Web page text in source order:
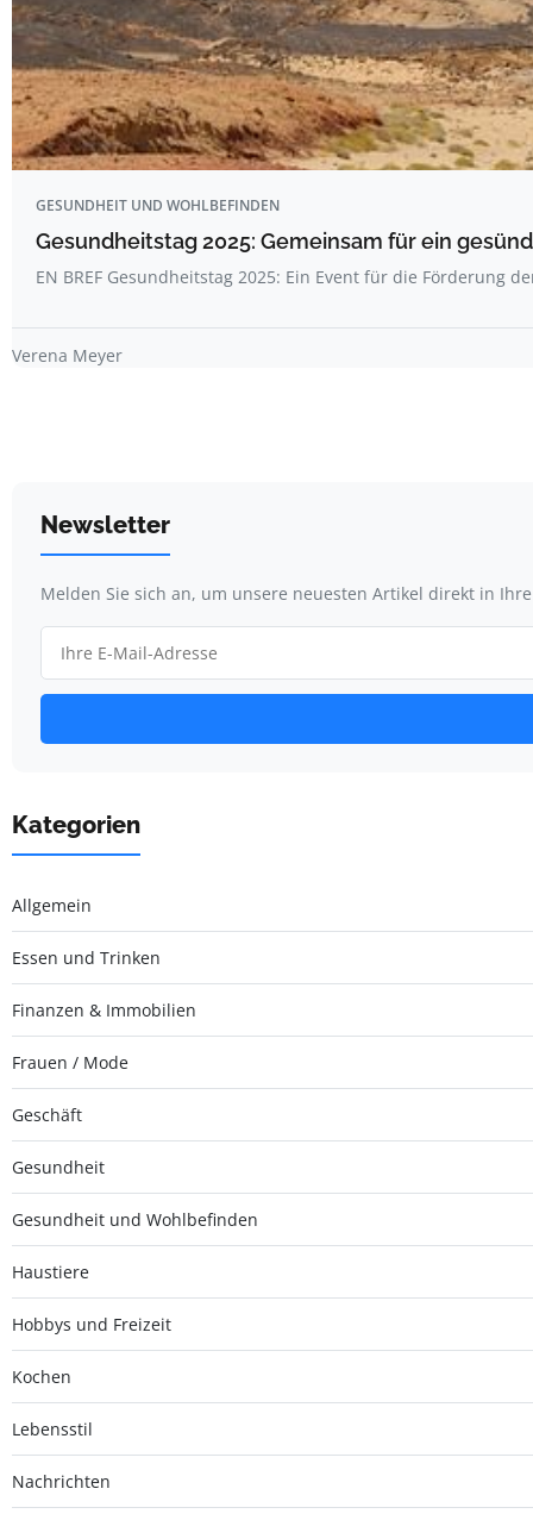
GESUNDHEIT UND WOHLBEFINDEN
Gesundheitstag 2025: Gemeinsam für ein
EN BREF Gesundheitstag 2025: Ein Event für die Förderung
Verena Meyer
Newsletter
Melden Sie sich an, um unsere neuesten Artikel direkt in
Kategorien
Allgemein
Essen und Trinken
Finanzen & Immobilien
Frauen / Mode
Geschäft
Gesundheit
Gesundheit und Wohlbefinden
Haustiere
Hobbys und Freizeit
Kochen
Lebensstil
Nachrichten